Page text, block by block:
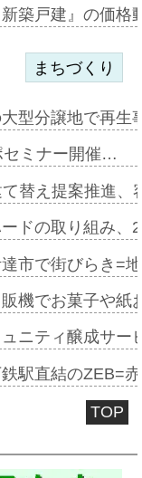
築戸建』の価
まちづくり
型分譲地で再
セミナー開催…
替え提案推進
ドの取り組み
市で街びらき=
機でお菓子や
ュニティ醸成サ
駅直結のZEB=
TOP